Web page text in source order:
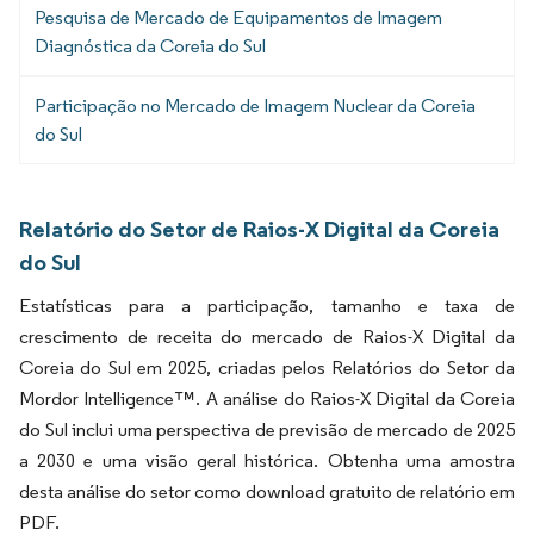
Pesquisa de Mercado de Equipamentos de Imagem
Diagnóstica da Coreia do Sul
Participação no Mercado de Imagem Nuclear da Coreia
do Sul
Relatório do Setor de Raios-X Digital da Coreia
do Sul
Estatísticas para a participação, tamanho e taxa de
crescimento de receita do mercado de Raios-X Digital da
Coreia do Sul em 2025, criadas pelos Relatórios do Setor da
Mordor Intelligence™. A análise do Raios-X Digital da Coreia
do Sul inclui uma perspectiva de previsão de mercado de 2025
a 2030 e uma visão geral histórica. Obtenha uma amostra
desta análise do setor como download gratuito de relatório em
PDF.